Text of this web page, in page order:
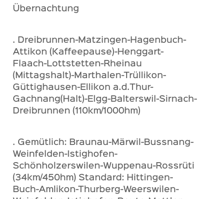
Übernachtung
. Dreibrunnen-Matzingen-Hagenbuch-
Attikon (Kaffeepause)-Henggart-
Flaach-Lottstetten-Rheinau
(Mittagshalt)-Marthalen-Trüllikon-
Güttighausen-Ellikon a.d.Thur-
Gachnang(Halt)-Elgg-Balterswil-Sirnach-
Dreibrunnen (110km/1000hm)
. Gemütlich: Braunau-Märwil-Bussnang-
Weinfelden-Istighofen-
Schönholzerswilen-Wuppenau-Rossrüti
(34km/450hm) Standard: Hittingen-
Buch-Amlikon-Thurberg-Weerswilen-